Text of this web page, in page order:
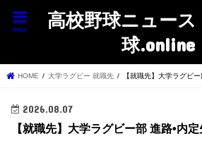
高校野球ニュース
球.online
menu
HOME 大学ラグビー 就職先 【就職先】大学ラグビ
2026.08.07
【就職先】大学ラグビー部 進路•内